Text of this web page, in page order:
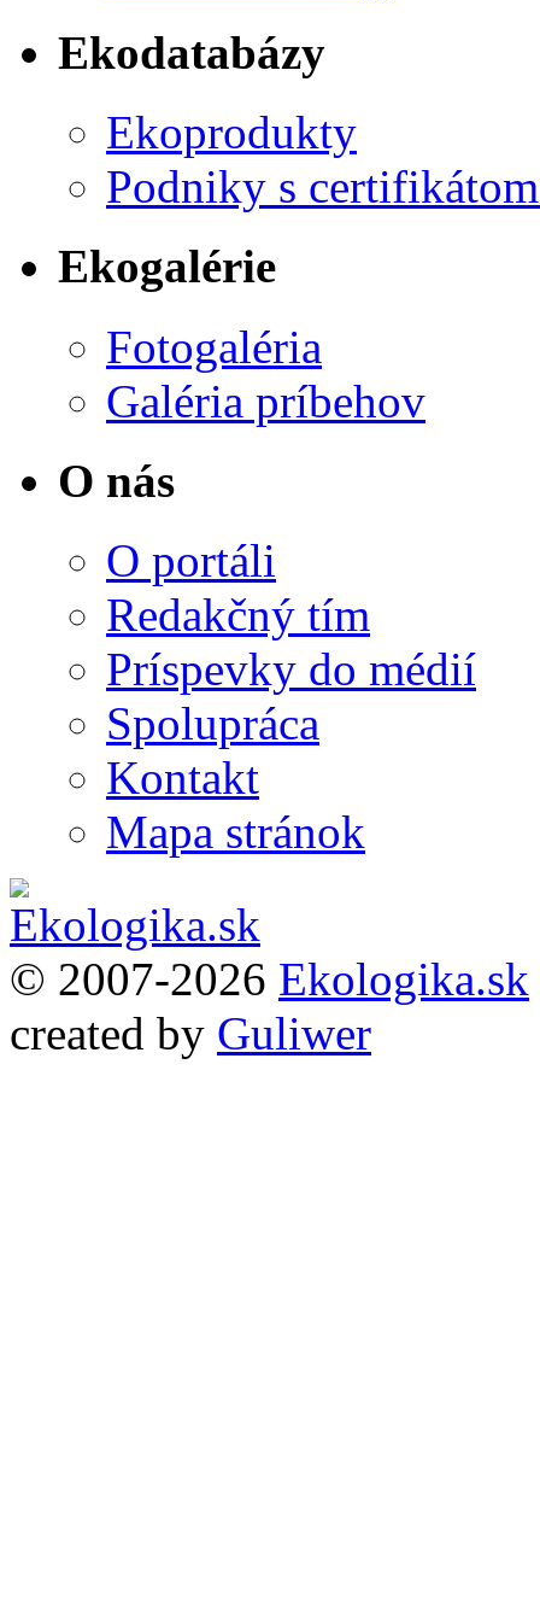
Ekodatabázy
Ekoprodukty
Podniky s
Ekogalérie
Fotogaléria
Galéria príbehov
O nás
O portáli
Redakčný tím
Príspevky do médií
Spolupráca
Kontakt
Mapa stránok
© 2007-2026 Ekologika.sk
created by Guliwer